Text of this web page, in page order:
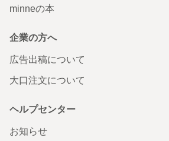
minneの本
企業の方へ
広告出稿について
大口注文について
ヘルプセンター
お知らせ